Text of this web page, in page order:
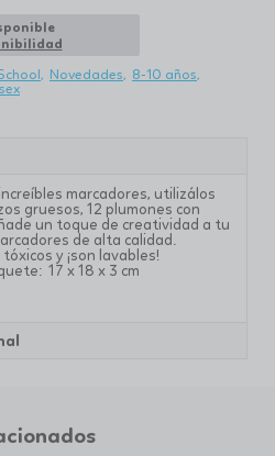
Novedades
8-10 años
marcadores, utilizálos
gruesos, 12 plumones con
un toque de creatividad a tu
de alta calidad.
y ¡son lavables!
17 x 18 x 3 cm